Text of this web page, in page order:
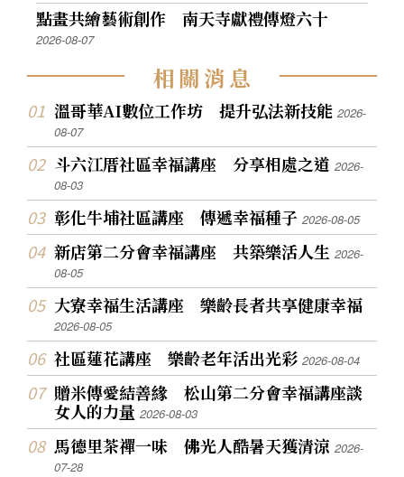
點畫共繪藝術創作 南天寺獻禮傳燈六十
2026-08-07
相關消息
溫哥華AI數位工作坊 提升弘法新技能2026-
08-07
斗六江厝社區幸福講座 分享相處之道2026-
08-03
彰化牛埔社區講座 傳遞幸福種子2026-08-05
新店第二分會幸福講座 共築樂活人生2026-
08-05
大寮幸福生活講座 樂齡長者共享健康幸福
2026-08-05
社區蓮花講座 樂齡老年活出光彩2026-08-04
贈米傳愛結善緣 松山第二分會幸福講座談
女人的力量2026-08-03
馬德里茶禪一味 佛光人酷暑天獲清涼2026-
07-28